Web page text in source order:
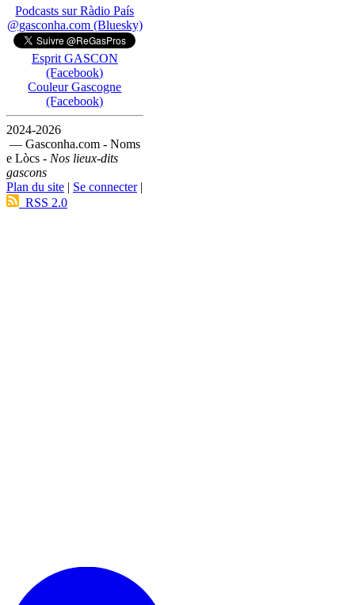
Podcasts sur Ràdio País
@gasconha.com (Bluesky)
Esprit GASCON
(Facebook)
Couleur Gascogne
(Facebook)
2024-2026
— Gasconha.com - Noms
e Lòcs - Nos lieux-dits
gascons
Plan du site | Se connecter|
RSS 2.0